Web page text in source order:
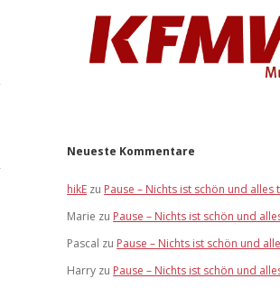
Neueste Kommentare
hikE zu Pause – Nichts ist schön und alles
Marie zu Pause – Nichts ist schön und
Pascal zu Pause – Nichts ist schön und
Harry zu Pause – Nichts ist schön und